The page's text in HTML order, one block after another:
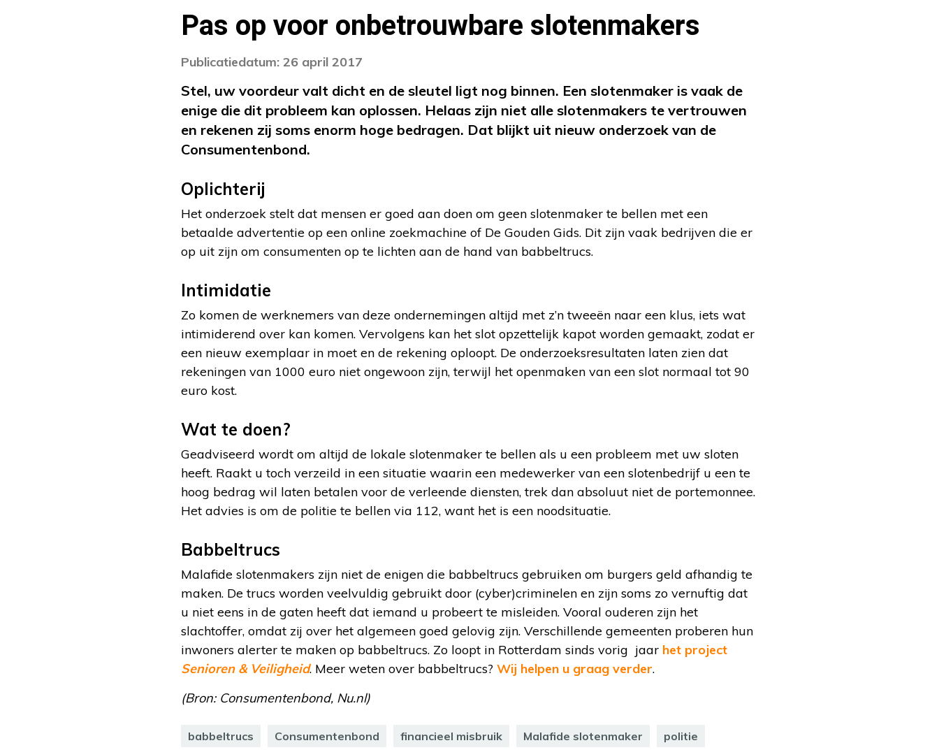
Pas op voor onbetrouwbare slotenmakers
Publicatiedatum: 26 april 2017
Stel, uw voordeur valt dicht en de sleutel ligt nog binnen. Een slotenmaker is vaak de
enige die dit probleem kan oplossen. Helaas zijn niet alle slotenmakers te vertrouwen
en rekenen zij soms enorm hoge bedragen. Dat blijkt uit nieuw onderzoek van de
Consumentenbond.
Oplichterij
Het onderzoek stelt dat mensen er goed aan doen om geen slotenmaker te bellen met een
betaalde advertentie op een online zoekmachine of De Gouden Gids. Dit zijn vaak bedrijven die er
op uit zijn om consumenten op te lichten aan de hand van babbeltrucs.
Intimidatie
Zo komen de werknemers van deze ondernemingen altijd met z’n tweeën naar een klus, iets wat
intimiderend over kan komen. Vervolgens kan het slot opzettelijk kapot worden gemaakt, zodat er
een nieuw exemplaar in moet en de rekening oploopt. De onderzoeksresultaten laten zien dat
rekeningen van 1000 euro niet ongewoon zijn, terwijl het openmaken van een slot normaal tot 90
euro kost.
Wat te doen?
Geadviseerd wordt om altijd de lokale slotenmaker te bellen als u een probleem met uw sloten
heeft. Raakt u toch verzeild in een situatie waarin een medewerker van een slotenbedrijf u een te
hoog bedrag wil laten betalen voor de verleende diensten, trek dan absoluut niet de portemonnee.
Het advies is om de politie te bellen via 112, want het is een noodsituatie.
Babbeltrucs
Malafide slotenmakers zijn niet de enigen die babbeltrucs gebruiken om burgers geld afhandig te
maken. De trucs worden veelvuldig gebruikt door (cyber)criminelen en zijn soms zo vernuftig dat
u niet eens in de gaten heeft dat iemand u probeert te misleiden. Vooral ouderen zijn het
slachtoffer, omdat zij over het algemeen goed gelovig zijn. Verschillende gemeenten proberen hun
inwoners alerter te maken op babbeltrucs. Zo loopt in Rotterdam sinds vorig jaar het project
Senioren & Veiligheid. Meer weten over babbeltrucs? Wij helpen u graag verder.
(Bron: Consumentenbond, Nu.nl)
babbeltrucs Consumentenbond financieel misbruik Malafide slotenmaker politie